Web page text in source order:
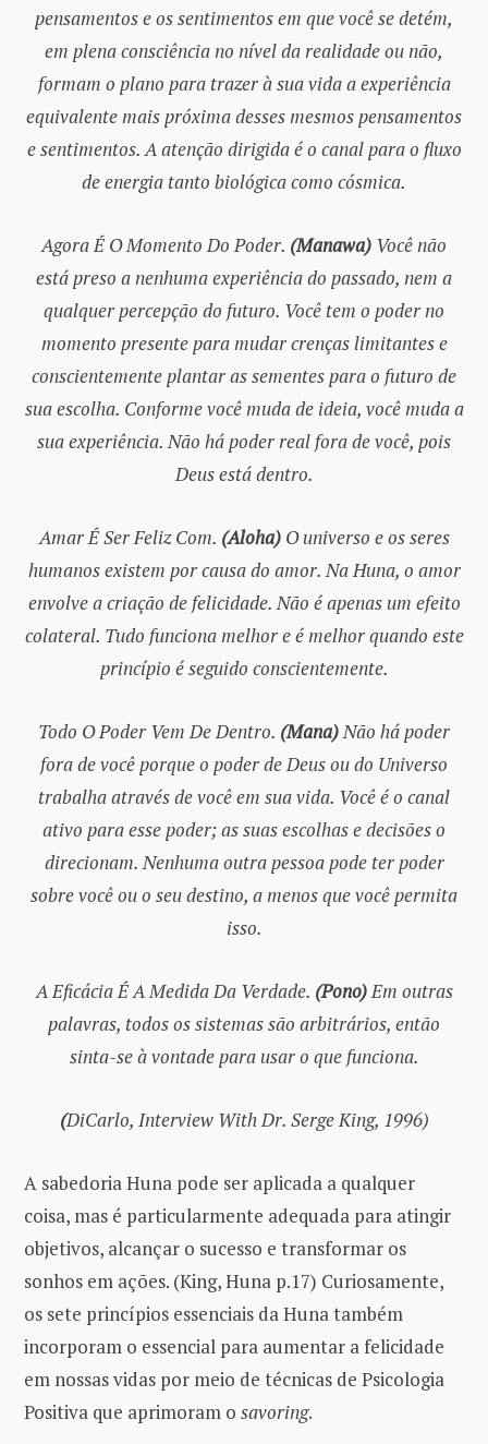
pensamentos e os sentimentos em que você se detém,
em plena consciência no nível da realidade ou não,
formam o plano para trazer à sua vida a experiência
equivalente mais próxima desses mesmos pensamentos
e sentimentos. A atenção dirigida é o canal para o fluxo
de energia tanto biológica como cósmica.
Agora É O Momento Do Poder. (Manawa) Você não
está preso a nenhuma experiência do passado, nem a
qualquer percepção do futuro. Você tem o poder no
momento presente para mudar crenças limitantes e
conscientemente plantar as sementes para o futuro de
sua escolha. Conforme você muda de ideia, você muda a
sua experiência. Não há poder real fora de você, pois
Deus está dentro.
Amar É Ser Feliz Com. (Aloha)O universo e os seres
humanos existem por causa do amor. Na Huna, o amor
envolve a criação de felicidade. Não é apenas um efeito
colateral. Tudo funciona melhor e é melhor quando este
princípio é seguido conscientemente.
Todo O Poder Vem De Dentro. (Mana)Não há poder
fora de você porque o poder de Deus ou do Universo
trabalha através de você em sua vida. Você é o canal
ativo para esse poder; as suas escolhas e decisões o
direcionam. Nenhuma outra pessoa pode ter poder
sobre você ou o seu destino, a menos que você permita
isso.
A Eficácia É A Medida Da Verdade. (Pono)Em outras
palavras, todos os sistemas são arbitrários, então
sinta-se à vontade para usar o que funciona.
(DiCarlo, Interview With Dr. Serge King, 1996)
A sabedoria Huna pode ser aplicada a qualquer
coisa, mas é particularmente adequada para atingir
objetivos, alcançar o sucesso e transformar os
sonhos em ações. (King, Huna p.17) Curiosamente,
os sete princípios essenciais da Huna também
incorporam o essencial para aumentar a felicidade
em nossas vidas por meio de técnicas de Psicologia
Positiva que aprimoram o savoring.